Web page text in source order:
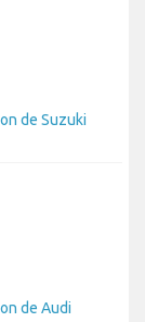
de Suzuki
de Audi